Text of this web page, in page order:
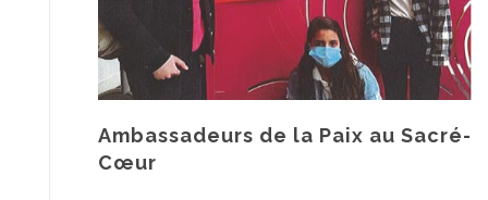
Ambassadeurs de la Paix au Sacré-
Cœur